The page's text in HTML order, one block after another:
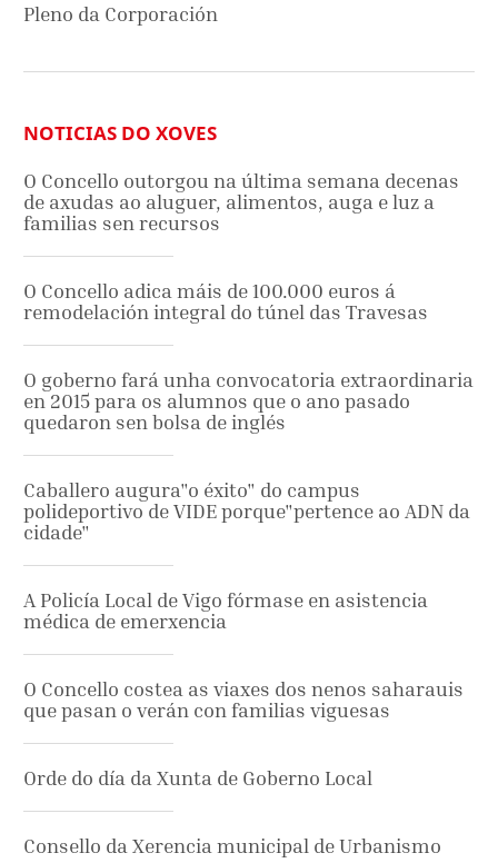
Pleno da Corporación
NOTICIAS DO XOVES
O Concello outorgou na última semana decenas
de axudas ao aluguer, alimentos, auga e luz a
familias sen recursos
O Concello adica máis de 100.000 euros á
remodelación integral do túnel das Travesas
O goberno fará unha convocatoria extraordinaria
en 2015 para os alumnos que o ano pasado
quedaron sen bolsa de inglés
Caballero augura"o éxito" do campus
polideportivo de VIDE porque"pertence ao ADN da
cidade"
A Policía Local de Vigo fórmase en asistencia
médica de emerxencia
O Concello costea as viaxes dos nenos saharauis
que pasan o verán con familias viguesas
Orde do día da Xunta de Goberno Local
Consello da Xerencia municipal de Urbanismo